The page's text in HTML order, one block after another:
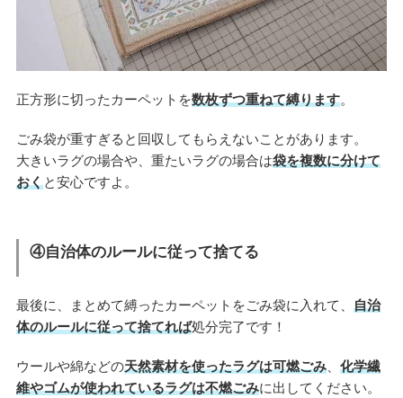
正方形に切ったカーペットを数枚ずつ重ねて縛ります。
ごみ袋が重すぎると回収してもらえないことがあります。
大きいラグの場合や、重たいラグの場合は袋を複数に分けて
おくと安心ですよ。
④自治体のルールに従って捨てる
最後に、まとめて縛ったカーペットをごみ袋に入れて、 自治
体のルールに従って捨てれば処分完了です！
ウールや綿などの天然素材を使ったラグは可燃ごみ、 化学繊
維やゴムが使われているラグは不燃ごみに出してください。